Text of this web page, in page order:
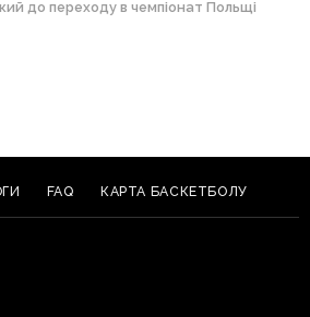
до переходу в чемпіонат Польщі
FAQ КАРТА БАСКЕТБОЛУ